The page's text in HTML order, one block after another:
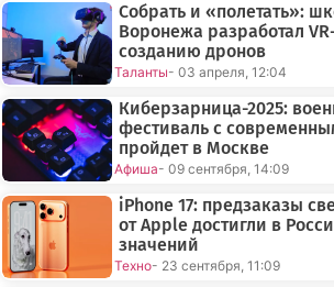
Собрать и «полетать»:
Воронежа разработал
созданию дронов
Таланты- 03 апреля, 12:04
Киберзарница-2025:
фестиваль с
пройдет в Москве
Афиша- 09 сентября, 14:09
iPhone 17: предзаказы
от Apple достигли в
значений
Техно- 23 сентября, 11:09